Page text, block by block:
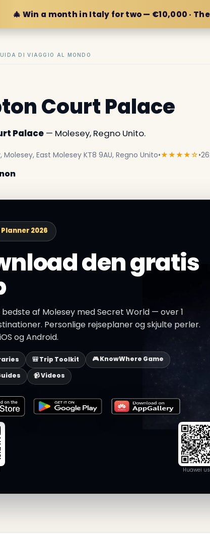
🎄 Win a month in Italy for two — €10,000 ·
DI VIAGGIO AL MONDO
Court Palace
Palace— Molesey, Regno Unito.
East Molesey KT8 9AU, Regno Unito•★★★★☆•
Planner 2026
den gratis
af Molesey med Secret World — over 1
Personlige rejseplaner og skjulte perler.
og Android.
🎒 Trip Toolkit
🎮 KnowWhere Game
📹 Videos
Huawei